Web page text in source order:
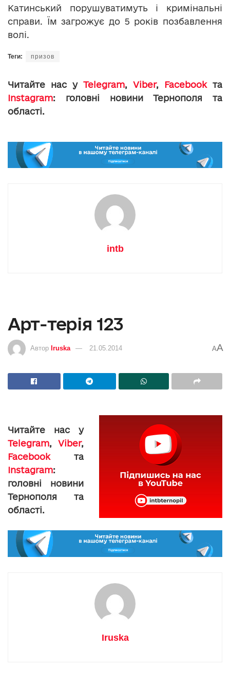
Катинський порушуватимуть і кримінальні
справи. Їм загрожує до 5 років позбавлення
волі.
Теги: призов
Читайте нас у Telegram, Viber, Facebookта
Instagram: головні новини Тернополя та
області.
intb
Aрт-терія 123
Автор Iruska 21.05.2014 AA
Читайте нас у
Telegram, Viber,
Facebookта
Instagram:
головні новини
Тернополя та
області.
Iruska